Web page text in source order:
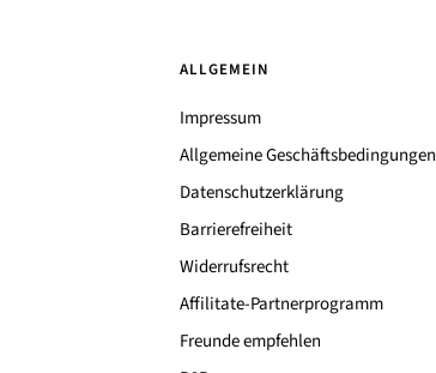
ALLGEMEIN
Impressum
Allgemeine Geschäftsbedingungen
Datenschutzerklärung
Barrierefreiheit
Widerrufsrecht
Affilitate-Partnerprogramm
Freunde empfehlen